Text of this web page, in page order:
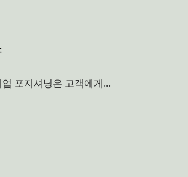
포지셔닝은 고객에게...